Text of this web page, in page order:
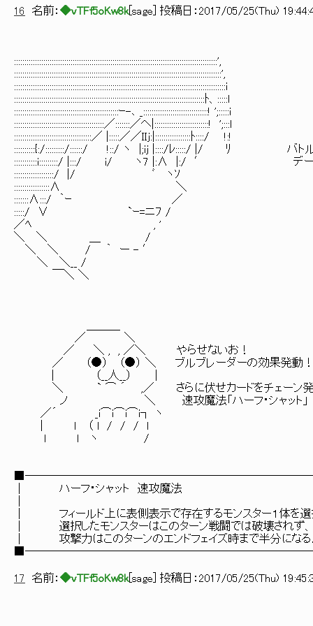
16 名前： ◆vTFf5oKw8k[ sage ] 投稿日： 2017/05/25(Thu)
:::::::::::::::::::::::::::::::::::::::::::::::::::::::::::::::::::::::::::::::::::::::::::::::::',
:::::::::::::::::::::::::::::::::::::::::::::::::::::::::::::::::::::::::::::::::::::::::::::::::::',
:::::::::::::::::::::::::::::::::::::::::::::::::::::::::::::::::::::::::::::::::::::::::::::::::::::i
:::::::::::::::::::::::::::::::::::::::::::::::::::::::::::::::::::::::::::::::::::::::::::ﾄ、:::::l
::::::::::::::::::::::::::::::::::::::::::::::::::ｰ-､ _:::::::::::::::::::::::::::::::! ';:::::i
:::::::::::::::::::::::::::::::::::::::::::／:::::::／ヘ|::::::::::::::::::::::::::! ';:::l
:::::::::::::::::::::::::::::::::::::／ |:::::／／IIj:|:::::::::::::::::ﾄ::::/ !:!
::::::::::{:/:::::::::/::::::/ !::/ ヽ |;iｊ |::::/ﾚ:::::/ |/ ﾘ バト
:::::::::::i:::::::::/ |:::/ i/ ヽ7 |:∧ |:/ ′ デーモンの騎
:::::::::::::::::::/ |/ ﾞ ヽｿ
:::::::::::::::::∧ ＼
:::::::∧:::/ ｀ｰ ／
:::::/ ∨ `ｰ=ニﾌ /
／ﾍ , '
＼ ＼ ＿ /
＼ ＼ / ｀ ー - ′
＼ ＼__ /
￣＼ ＼
／ ＼
／ ＼ , , ／＼ やらせないお！
／ （●） （●） ＼ ブルブレーダーの効果発動
| （__人__） |
＼ ` ⌒ ´ ,／ さらに伏せカードをチェーン発動
ノ ＼ 速攻魔法「ハーフ・シャット」
／´ _i⌒i⌒i⌒i┐ ヽ
| ｌ （ l / / / l
l l ヽ /
│ ハーフ・シャット 速
│ フィールド上に表側表示で存在するモンスター１体を選
│ 選択したモンスターはこのターン戦闘では
│ 攻撃力はこのターンのエンドフェイズ時まで
17 名前： ◆vTFf5oKw8k[ sage ] 投稿日： 2017/05/25(Thu)